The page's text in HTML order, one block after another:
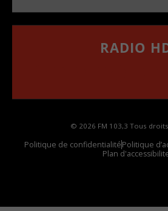
RADIO
© 2026 FM 103,3 Tous
Politique de confidentialitéPolitique
Plan